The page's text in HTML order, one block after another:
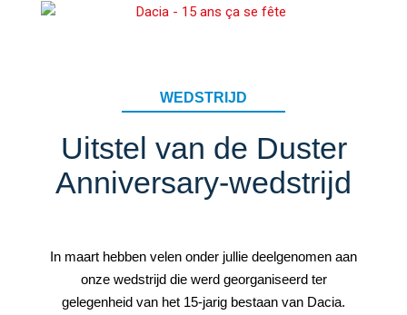
WEDSTRIJD
Uitstel van de Duster
Anniversary-wedstrijd
In maart hebben velen onder jullie deelgenomen aan
onze wedstrijd die werd georganiseerd ter
gelegenheid van het 15-jarig bestaan van Dacia.